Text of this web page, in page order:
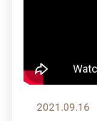
2021.09.16